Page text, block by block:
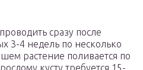
сразу после
3-4 недель по несколько
растение поливается по
кусту требуется 15-